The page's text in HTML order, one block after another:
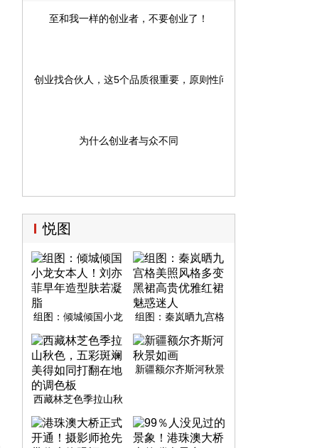
至和我一样的创业者，不要创业了！
创业找合伙人，这5个品质很重要，原则性问题千万不能“将就”
为什么创业者与众不同
悦图
组图：倾城倾国小龙
造型肤若凝脂
组图：秦岚晒九宫格
贵优雅红裙魅惑迷人
西藏林芝色季拉山秋
同打翻在地的调色板
新疆额尔齐斯河秋景